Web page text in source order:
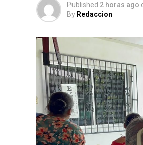
Published 2 horas ago
By Redaccion